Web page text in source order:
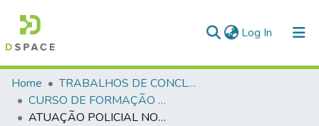
Log In (current)
Communities & Collections
All of DSpace
Home
TRABALHOS DE CONCLUSÃO DE CURSO - CFP (CURSO DE FORMAÇÃO DE PRAÇAS)
CURSO DE FORMAÇÃO DE PRAÇAS - CFP - 2018
ATUAÇÃO POLICIAL NOS CASOS DE ABANDONO DO IDOSO